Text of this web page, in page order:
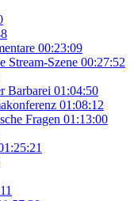
00:23:09
Stream-Szene 00:27:52
Barbarei 01:04:50
01:08:12
Fragen 01:13:00